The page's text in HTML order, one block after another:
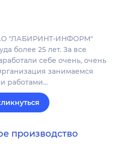
"ЛАБИРИНТ-ИНФОРМ"
более 25 лет. За все
себе очень, очень
занимаемся
работами…
производство